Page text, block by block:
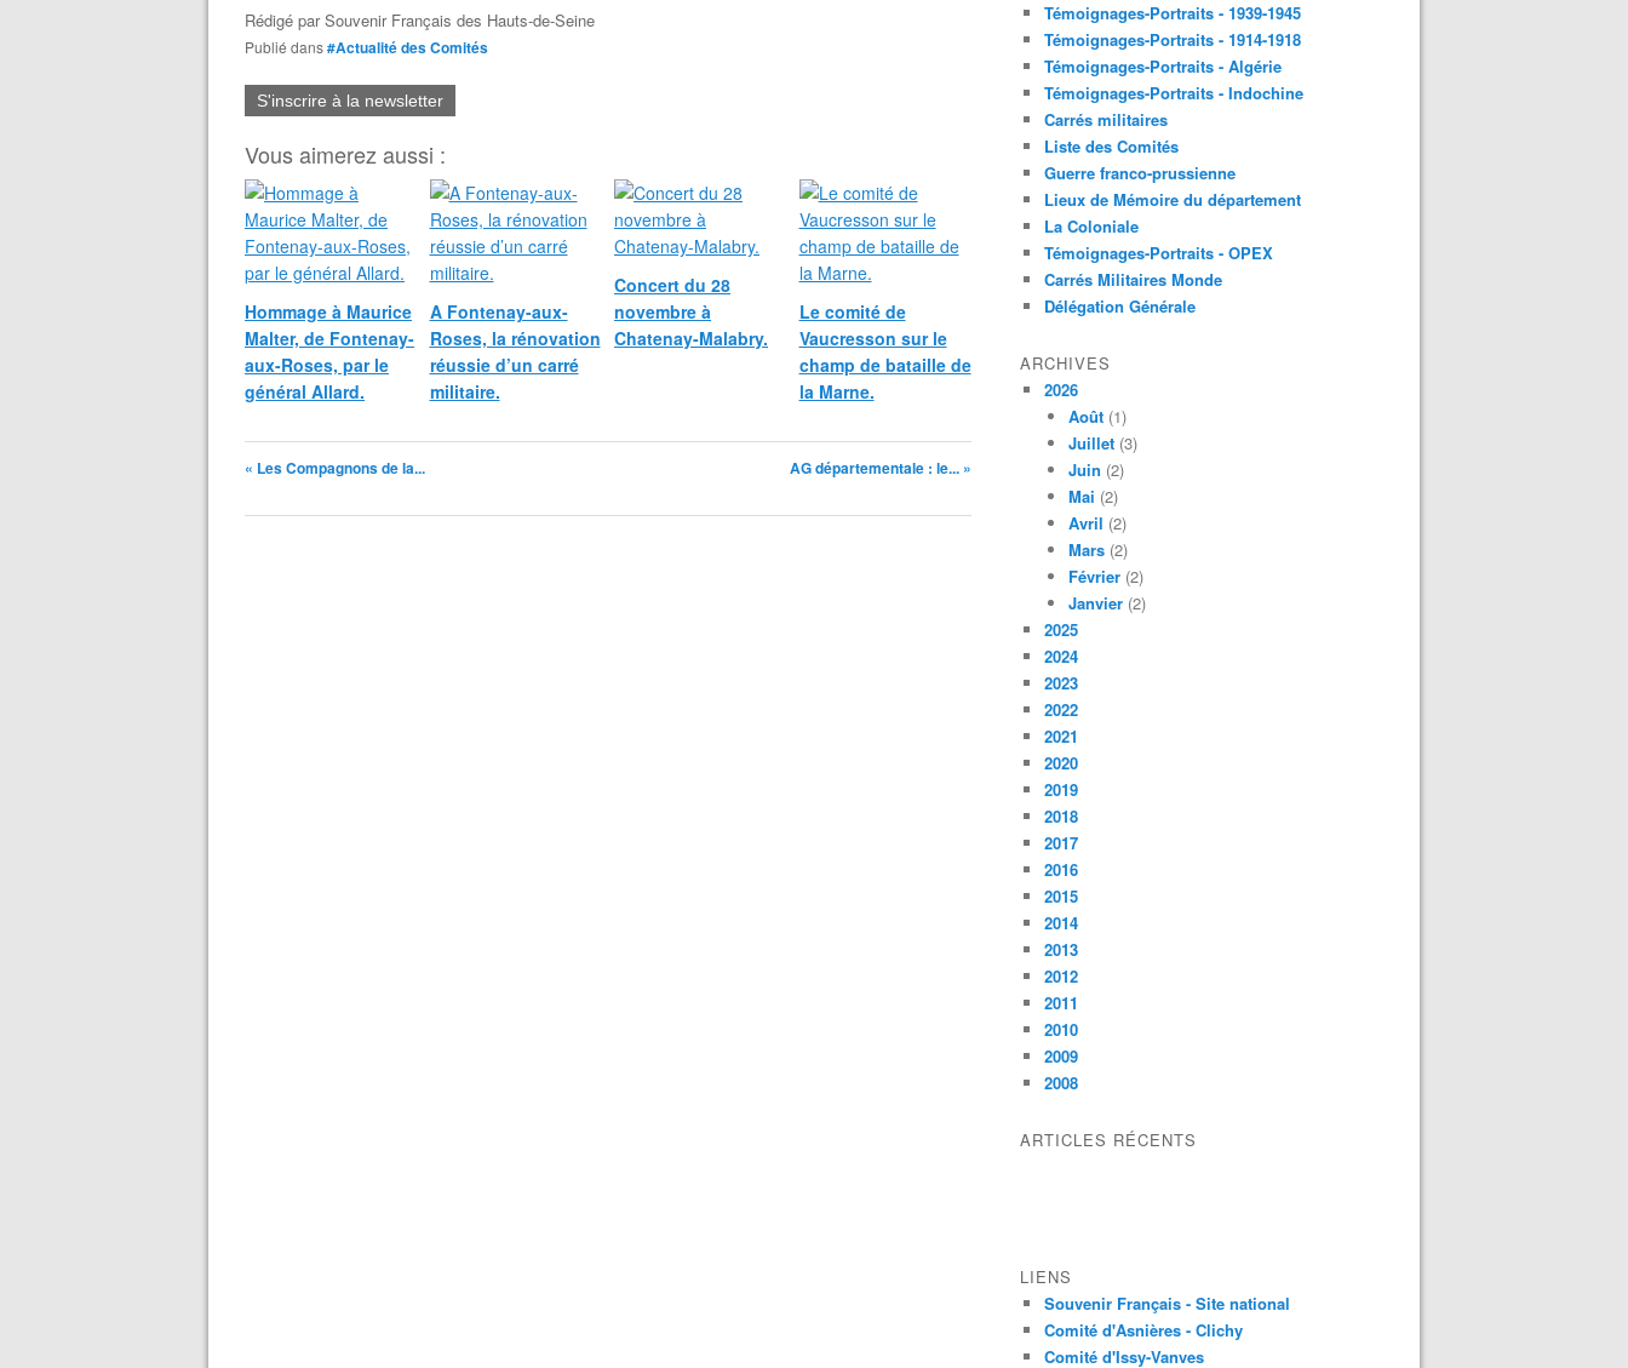
Rédigé parSouvenir Français des Hauts-de-Seine
Publié dans#Actualité des Comités
S'inscrire à la newsletter
Vous aimerez aussi :
Hommage à Maurice
Malter, de Fontenay-
aux-Roses, par le
général Allard.
A Fontenay-aux-
Roses, la rénovation
réussie d’un carré
militaire.
Concert du 28
novembre à
Chatenay-Malabry.
Le comité de
Vaucresson sur le
champ de bataille de
la Marne.
« Les Compagnons de la... AG départementale : le... »
Témoignages-Portraits - 1939-1945
Témoignages-Portraits - 1914-1918
Témoignages-Portraits - Algérie
Témoignages-Portraits - Indochine
Carrés militaires
Liste des Comités
Guerre franco-prussienne
Lieux de Mémoire du département
La Coloniale
Témoignages-Portraits - OPEX
Carrés Militaires Monde
Délégation Générale
ARCHIVES
2026
Août (1)
Juillet (3)
Juin (2)
Mai (2)
Avril (2)
Mars (2)
Février (2)
Janvier (2)
2025
2024
2023
2022
2021
2020
2019
2018
2017
2016
2015
2014
2013
2012
2011
2010
2009
2008
ARTICLES RÉCENTS
LIENS
Souvenir Français - Site national
Comité d'Asnières - Clichy
Comité d'Issy-Vanves